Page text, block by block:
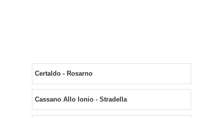
Certaldo - Rosarno
Cassano Allo Ionio - Stradella